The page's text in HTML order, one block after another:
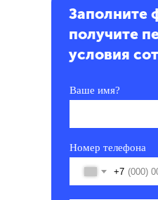
Заполните
получите
условия
Ваше имя?
Номер телефона
+7